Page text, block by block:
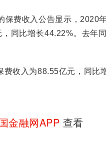
费收入公告显示，2020
同比增长44.22%。去年
收入为88.55亿元，同比
金融网APP 查看